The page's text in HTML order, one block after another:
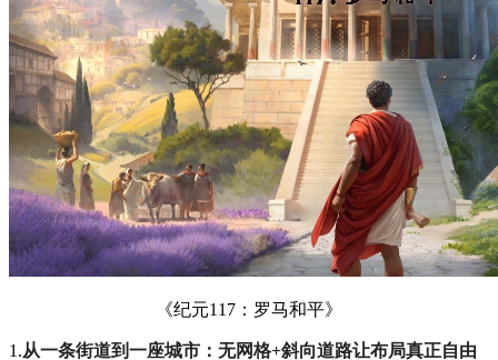
《纪元117：罗马和平》
1.从一条街道到一座城市：无网格+斜向道路让布局真正自由